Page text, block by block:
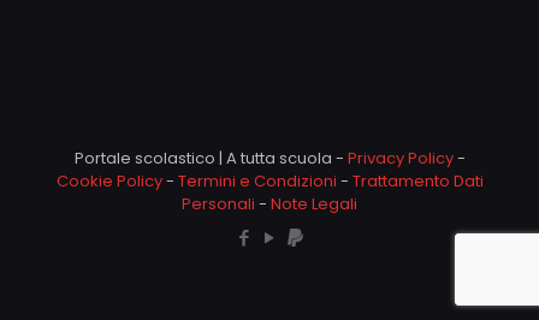
Portale scolastico | A tutta scuola - Privacy Policy-
Cookie Policy- Termini e Condizioni - Trattamento Dati
Personali - Note Legali